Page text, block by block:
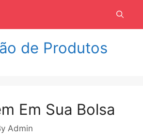
de Produtos
Em Sua Bolsa
Admin